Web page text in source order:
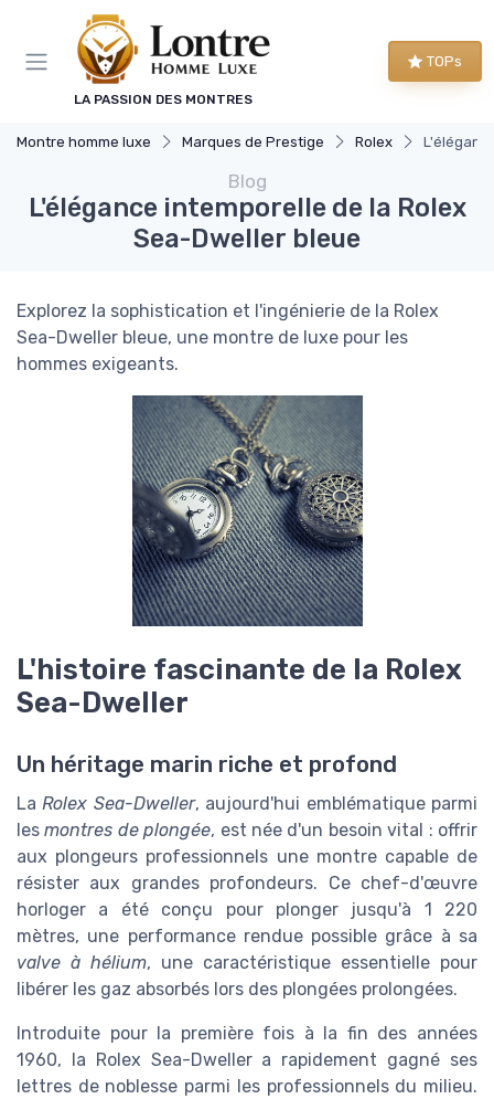
LA PASSION DES MONTRES
TOPs
Montre homme luxe Marques de Prestige Rolex
Blog
L'élégance intemporelle de la Rolex
Sea-Dweller bleue
Explorez la sophistication et l'ingénierie de la Rolex
Sea-Dweller bleue, une montre de luxe pour les
hommes exigeants.
L'histoire fascinante de la Rolex
Sea-Dweller
Un héritage marin riche et profond
LaRolex Sea-Dweller, aujourd'hui emblématique parmi
lesmontres de plongée, est née d'un besoin vital : offrir
aux plongeurs professionnels une montre capable de
résister aux grandes profondeurs. Ce chef-d'œuvre
horloger a été conçu pour plonger jusqu'à 1 220
mètres, une performance rendue possible grâce à sa
valve à hélium, une caractéristique essentielle pour
libérer les gaz absorbés lors des plongées prolongées.
Introduite pour la première fois à la fin des années
1960, la Rolex Sea-Dweller a rapidement gagné ses
lettres de noblesse parmi les professionnels du milieu.
Panneau de gestion des cookies